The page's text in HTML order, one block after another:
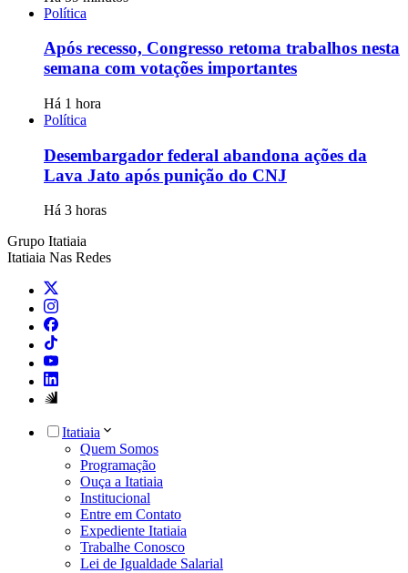
Política
Após recesso, Congresso retoma trabalhos nesta
semana com votações importantes
Há 1 hora
Política
Desembargador federal abandona ações da
Lava Jato após punição do CNJ
Há 3 horas
Grupo Itatiaia
Itatiaia Nas Redes
Itatiaia
Quem Somos
Programação
Ouça a Itatiaia
Institucional
Entre em Contato
Expediente Itatiaia
Trabalhe Conosco
Lei de Igualdade Salarial